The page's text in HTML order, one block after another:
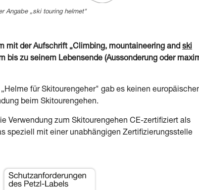
Angabe „ski touring helmet"
mit der Aufschrift „Climbing, mountaineering and ski
bis zu seinem Lebensende (Aussonderung oder
für Skitourengeher" gab es keinen
beim Skitourengehen.
Verwendung zum Skitourengehen CE-zertifiziert als
speziell mit einer unabhängigen Zertifizierungsstelle